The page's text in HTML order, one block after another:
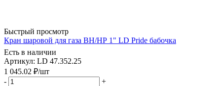
Быстрый просмотр
Кран шаровой для газа ВН/НР 1" LD Pride бабочка
Есть в наличии
Артикул: LD 47.352.25
1 045.02 ₽/шт
-
+